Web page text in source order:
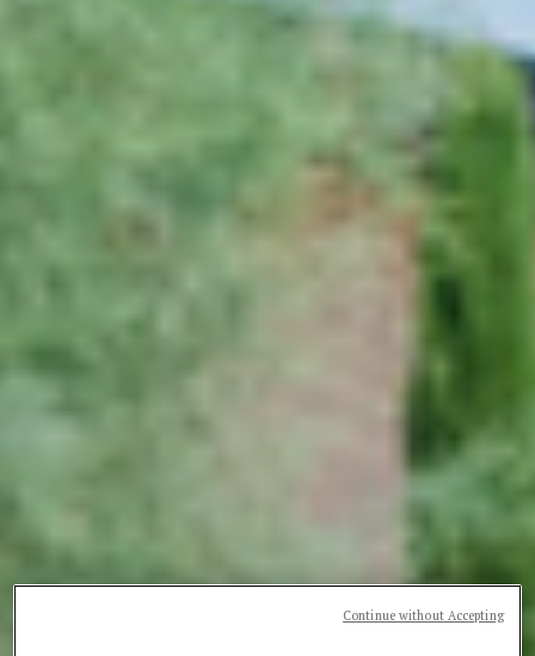
Continue without Accepting